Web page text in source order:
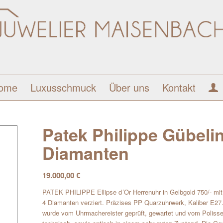
Luxusschmuck Über uns Kontakt
Patek Philippe
Diamanten
19.000,00€
PATEK PHILIPPE Ellipse d´Or Herrenuhr in Gelbgold 750/-
4 Diamanten verziert. Präzises PP Quarzuhrwerk, Kaliber
wurde vom Uhrmachereister geprüft, gewartet und vom